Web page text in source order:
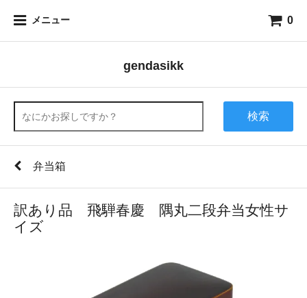
メニュー 0
gendasikk
検索
弁当箱
訳あり品 飛騨春慶 隅丸二段弁当女性サ
イズ